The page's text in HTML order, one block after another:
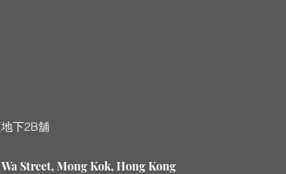
下2B舖
Street, Mong Kok, Hong Kong